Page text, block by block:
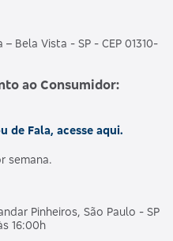
Bela Vista - SP - CEP 01310-
ao Consumidor:
de Fala, acesse aqui.
semana.
Pinheiros, São Paulo - SP
16:00h